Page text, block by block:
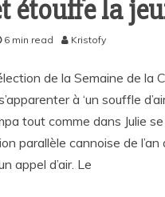
étouffe la
6 min read Kristofy
de la Semaine de la
à ‘un souffle
tout comme dans Julie
parallèle cannoise de l’an
appel d’air. Le